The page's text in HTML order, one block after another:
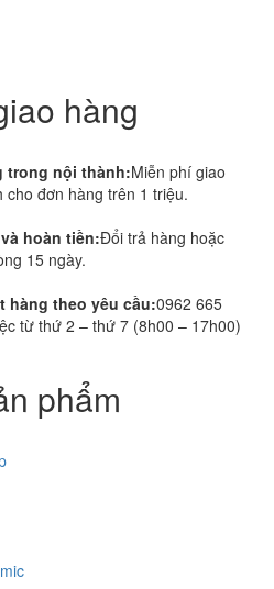
hàng
trong nội thành:Miễn phí giao
cho đơn hàng trên 1 triệu.
hoàn tiền:Đổi trả hàng hoặc
15 ngày.
hàng theo yêu cầu:0962 665
từ thứ 2 – thứ 7 (8h00 – 17h00)
phẩm